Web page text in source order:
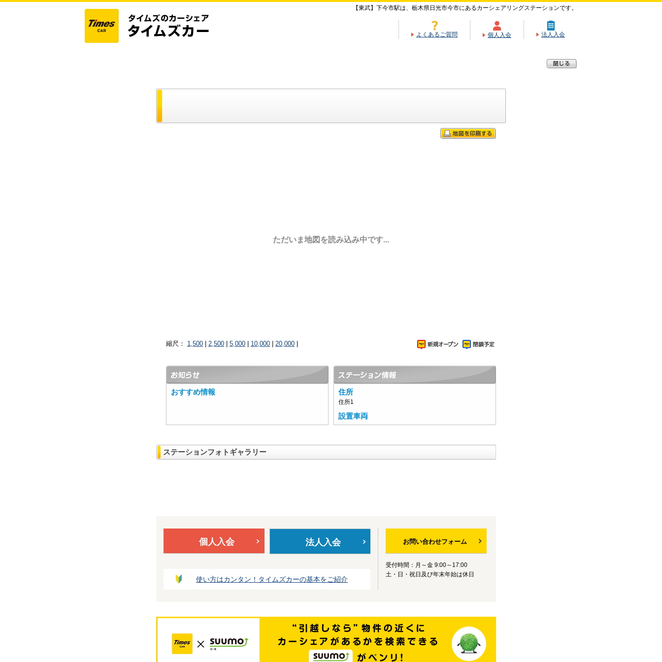
【東武】下今市駅は、栃木県日光市今市にあるカーシェアリングステーションです。
よくあるご質問 個人入会 法人入会
ただいま地図を読み込み中です...
縮尺： 1,500 2,500 5,000 10,000 20,000
おすすめ情報 住所
住所1
設置車両
ステーションフォトギャラリー
個人入会 法人入会
使い方はカンタン！タイムズカーの基本をご紹介
お問い合わせフォーム
受付時間：月～金 9:00～17:00
土・日・祝日及び年末年始は休日